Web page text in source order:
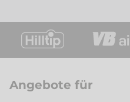
Angebote für